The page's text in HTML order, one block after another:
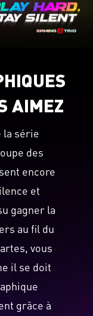
AIMEZ
la série
des
encore
et
gagner la
au fil du
vous
il se doit
grâce à